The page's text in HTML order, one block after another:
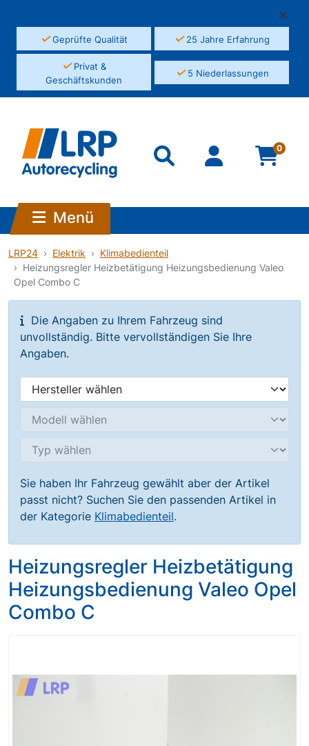
✓Geprüfte Qualität ✓25 Jahre Erfahrung
✓Privat &
Geschäftskunden
✓5 Niederlassungen
0
Menü
LRP24 Elektrik
Klimabedienteil
Heizungsregler Heizbetätigung Heizungsbedienung Valeo
Opel Combo C
Die Angaben zu Ihrem Fahrzeug sind
unvollständig. Bitte vervollständigen Sie Ihre
Angaben.
Sie haben Ihr Fahrzeug gewählt aber der Artikel
passt nicht? Suchen Sie den passenden Artikel in
der Kategorie Klimabedienteil.
Heizungsregler Heizbetätigung
Heizungsbedienung Valeo Opel
Combo C